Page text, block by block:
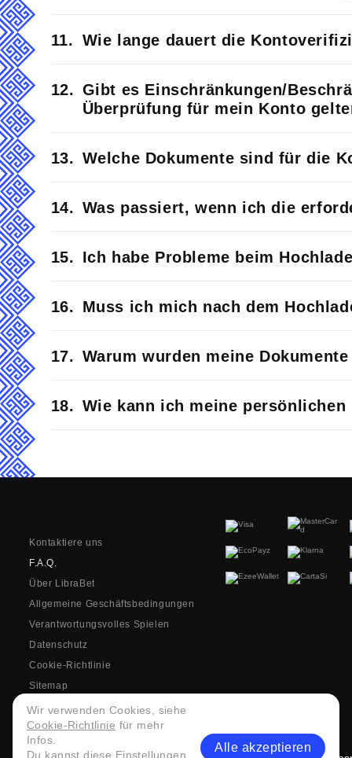
Wie lange dauert die
Gibt es Einschränkungen/​
Überprüfung für mein Konto
Welche Dokumente sind für die
Was passiert, wenn ich die
Ich habe Probleme beim
Muss ich mich nach dem
Warum wurden meine
Wie kann ich meine
Kontaktiere uns
F.A.Q.
Über LibraBet
Allgemeine Geschäftsbedingungen
Verantwortungsvolles Spielen
Datenschutz
Cookie-Richtlinie
Sitemap
Wir verwenden Cookies, siehe
Cookie-Richtlinie für mehr
Infos.
Du kannst diese Einstellungen
Alle akzeptieren